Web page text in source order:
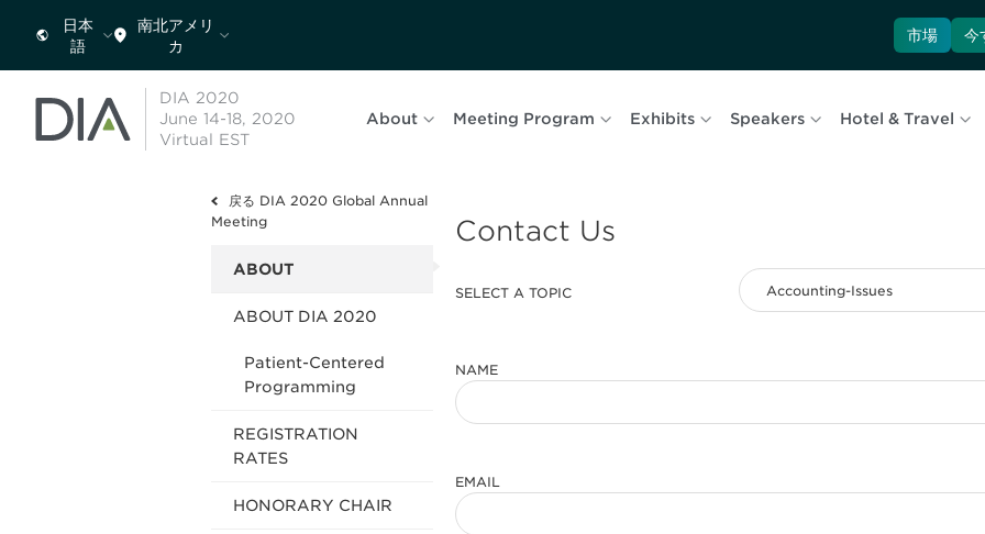
日本
語
南北アメリ
カ
市場 今
DIA 2020
June 14-18, 2020
Virtual EST
About Meeting Program Exhibits Speakers Hotel & Travel
戻る DIA 2020 Global Annual
Meeting
ABOUT
ABOUT DIA 2020
Patient-Centered
Programming
REGISTRATION
RATES
HONORARY CHAIR
Contact Us
SELECT A TOPIC
NAME
EMAIL